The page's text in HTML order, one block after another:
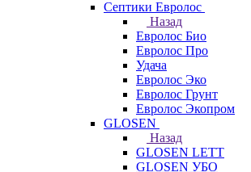
Септики Евролос
Назад
Евролос Био
Евролос Про
Удача
Евролос Эко
Евролос Грунт
Евролос Экопром
GLOSEN
Назад
GLOSEN LETT
GLOSEN УБО